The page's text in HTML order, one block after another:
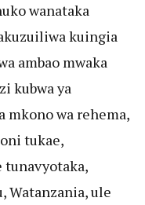
wanataka
kuingia
ambao mwaka
kubwa ya
mkono wa rehema,
tukae,
tunavyotaka,
Watanzania, ule